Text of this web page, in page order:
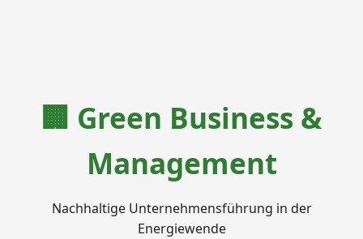
🏢 Green Business &
Management
Nachhaltige Unternehmensführung in der
Energiewende